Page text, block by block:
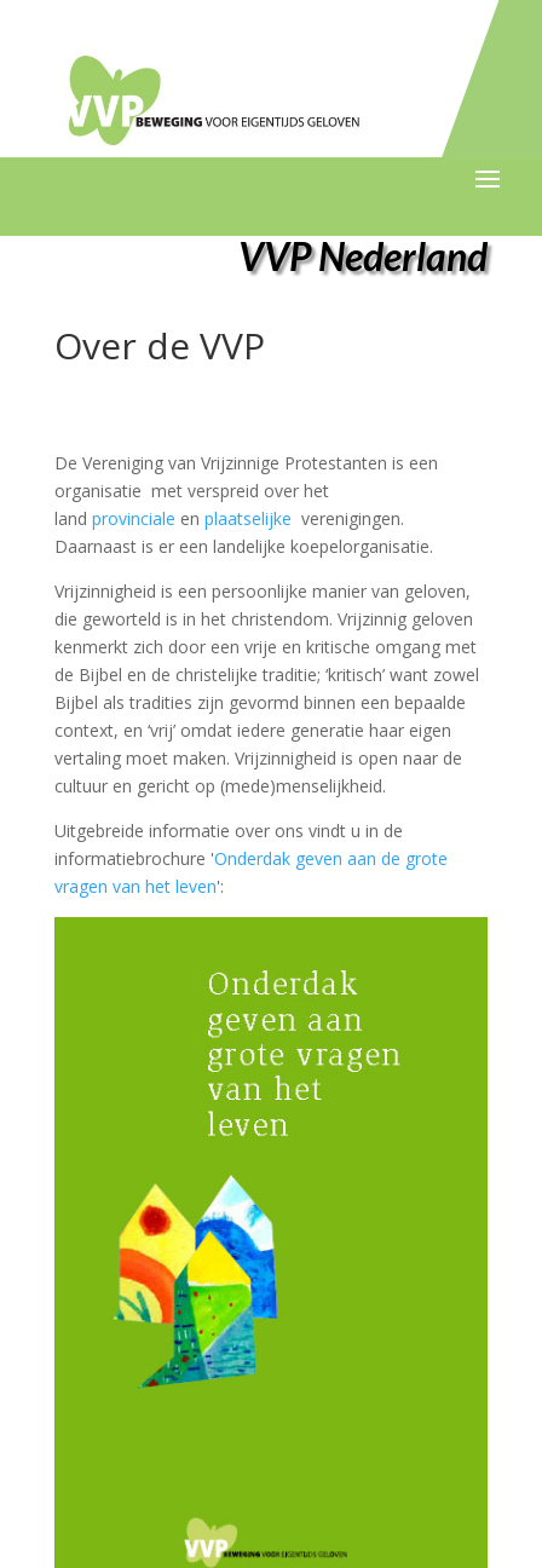
VVP Nederland
Over de VVP
De Vereniging van Vrijzinnige Protestanten is een
organisatie met verspreid over het
land provinciale en plaatselijke verenigingen.
Daarnaast is er een landelijke koepelorganisatie.
Vrijzinnigheid is een persoonlijke manier van geloven,
die geworteld is in het christendom. Vrijzinnig geloven
kenmerkt zich door een vrije en kritische omgang met
de Bijbel en de christelijke traditie; ‘kritisch’ want zowel
Bijbel als tradities zijn gevormd binnen een bepaalde
context, en ‘vrij’ omdat iedere generatie haar eigen
vertaling moet maken. Vrijzinnigheid is open naar de
cultuur en gericht op (mede)menselijkheid.
Uitgebreide informatie over ons vindt u in de
informatiebrochure 'Onderdak geven aan de grote
vragen van het leven':